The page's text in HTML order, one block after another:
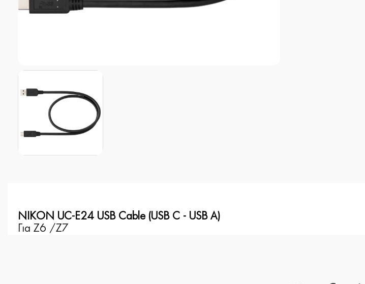
NIKON UC-E24 USB Cable (USB C - USB A)
Για Z6 /Z7